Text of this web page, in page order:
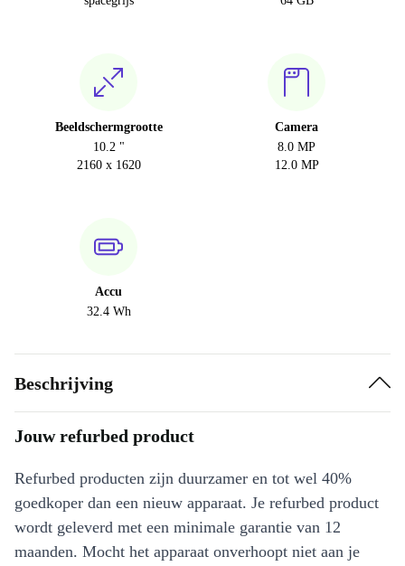
Beeldschermgrootte
10.2 "
2160 x 1620
Camera
8.0 MP
12.0 MP
Accu
32.4 Wh
Beschrijving
Jouw refurbed product
Refurbed producten zijn duurzamer en tot wel 40%
goedkoper dan een nieuw apparaat. Je refurbed product
wordt geleverd met een minimale garantie van 12
maanden. Mocht het apparaat onverhoopt niet aan je